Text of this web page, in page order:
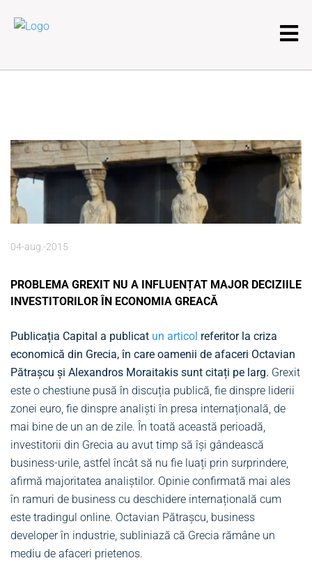
04-aug.-2015
PROBLEMA GREXIT NU A INFLUENȚAT MAJOR DECIZIILE
INVESTITORILOR ÎN ECONOMIA GREACĂ
Publicația Capital a publicat un articol referitor la criza
economică din Grecia, în care oamenii de afaceri Octavian
Pătrașcu și Alexandros Moraitakis sunt citați pe larg. Grexit
este o chestiune pusă în discuția publică, fie dinspre liderii
zonei euro, fie dinspre analiști în presa internațională, de
mai bine de un an de zile. În toată această perioadă,
investitorii din Grecia au avut timp să își gândească
business-urile, astfel încât să nu fie luați prin surprindere,
afirmă majoritatea analiștilor. Opinie confirmată mai ales
în ramuri de business cu deschidere internațională cum
este tradingul online. Octavian Pătrașcu, business
developer în industrie, subliniază că Grecia rămâne un
mediu de afaceri prietenos.